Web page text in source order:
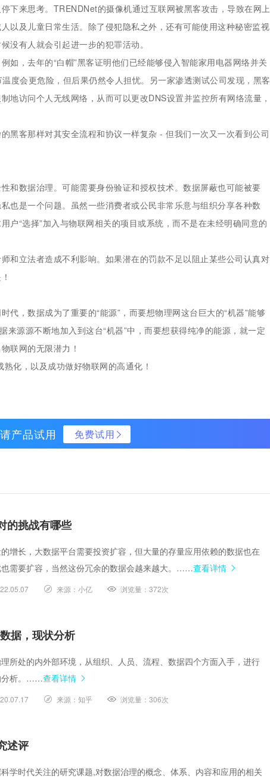
下来思考。TRENDNet的摄像机通过互联网被黑客攻击，导致在网上
以及儿童日常生活。除了侵犯隐私之外，还有可能使用这种秘密监视
没有人就会引起进一步的犯罪活动。
如，去年的“白帽”黑客证明他们已经能够侵入智能家用电器网络并关
度会更危险，但后果仍然令人担忧。另一家渗透测试公司发现，黑客
地访问个人无线网络，从而可以更改DNS设置并监控所有网络流量，
黑客那样对其安全流程和协议一样复杂 - 但我们一次又一次看到公司
和数据治理。可能需要身份验证和授权技术。数据屏蔽也可能被要
也是一个问题。虽然一些消费者或公民非常乐意与组织分享各种数
户“选择”加入与物联网相关的项目或系统，而不是在未经明确同意的
和立法者造成不利影响。如果潜在的罚款不足以阻止某些公司认真对
代，数据成为了重要的“能源”，而要想物理网这台巨大的“机器”能够
源源不断地加入到这台“机器”中，而要想获得纯净的能源，就一定
联网的无限潜力！
化，以及成功做好物联网的高通化！
产品试用 免费试用
的挑战有哪些
增长，大数据平台需要投资扩容，但大量的存量应用依赖的数据也在
需要扩容，当然这份冗余的数据会越来越大。……查看详情
来源： 小亿 浏览量： 372次
据，现状分析
所处的内外部环境，从组织、人员、流程、数据四个方面入手，进行
分析。……查看详情
来源： 知乎 浏览量： 306次
述评
学时代关注的研究课题,对数据治理的概念、体系、内容和应用的相关